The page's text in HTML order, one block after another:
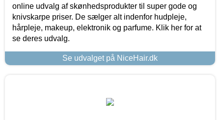
online udvalg af skønhedsprodukter til super gode og
knivskarpe priser. De sælger alt indenfor hudpleje,
hårpleje, makeup, elektronik og parfume. Klik her for at
se deres udvalg.
Se udvalget på NiceHair.dk